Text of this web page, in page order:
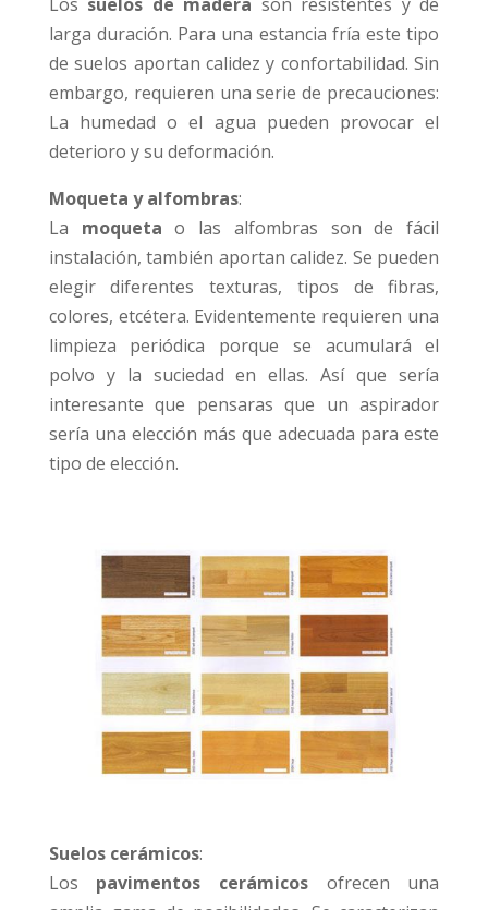
larga duración. Para una estancia fría este tipo
de suelos aportan calidez y confortabilidad. Sin
embargo, requieren una serie de precauciones:
La humedad o el agua pueden provocar el
deterioro y su deformación.
Moqueta y alfombras:
La moqueta o las alfombras son de fácil
instalación, también aportan calidez. Se pueden
elegir diferentes texturas, tipos de fibras,
colores, etcétera. Evidentemente requieren una
limpieza periódica porque se acumulará el
polvo y la suciedad en ellas. Así que sería
interesante que pensaras que un aspirador
sería una elección más que adecuada para este
tipo de elección.
Suelos cerámicos:
Los pavimentos cerámicos ofrecen una